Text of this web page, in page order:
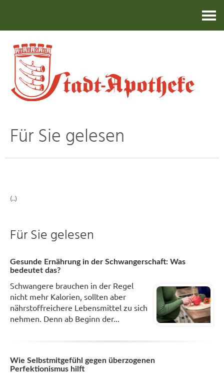
Für Sie gelesen
(..)
Für Sie gelesen
Gesunde Ernährung in der Schwangerschaft: Was
bedeutet das?
Schwangere brauchen in der Regel
nicht mehr Kalorien, sollten aber
nährstoffreichere Lebensmittel zu sich
nehmen. Denn ab Beginn der...
Wie Selbstmitgefühl gegen überzogenen
Perfektionismus hilft